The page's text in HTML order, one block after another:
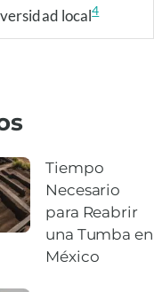
local4
Tiempo
Necesario
para Reabrir
una Tumba en
México